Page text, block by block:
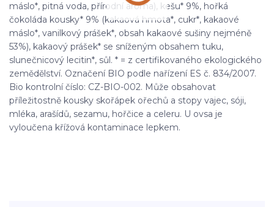
máslo*, pitná voda, přírodní aroma), kešu* 9%, hořká
čokoláda kousky* 9% (kakaová hmota*, cukr*, kakaové
máslo*, vanilkový prášek*, obsah kakaové sušiny nejméně
53%), kakaový prášek* se sníženým obsahem tuku,
slunečnicový lecitin*, sůl. * = z certifikovaného ekologického
zemědělství. Označení BIO podle nařízení ES č. 834/2007.
Bio kontrolní číslo: CZ-BIO-002. Může obsahovat
příležitostně kousky skořápek ořechů a stopy vajec, sóji,
mléka, arašídů, sezamu, hořčice a celeru. U ovsa je
vyloučena křížová kontaminace lepkem.